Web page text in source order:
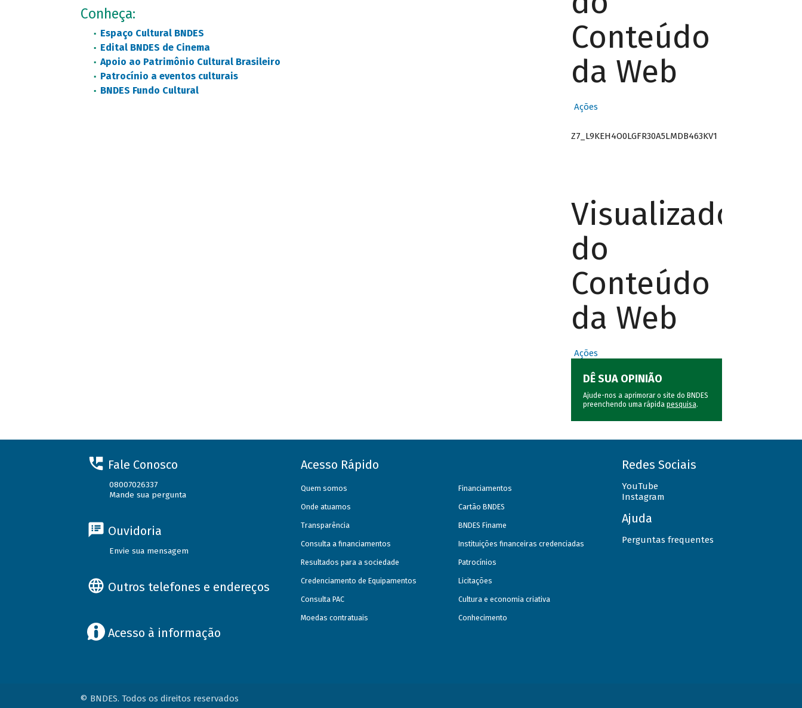
Conheça:
Espaço Cultural BNDES
Edital BNDES de Cinema
Apoio ao Patrimônio Cultural Brasileiro
Patrocínio a eventos culturais
BNDES Fundo Cultural
Conteúdo
da Web
Ações
Z7_L9KEH4O0LGFR30A5LMDB463KV1
Visualizador
do
Conteúdo
da Web
Ações
DÊ SUA OPINIÃO
Ajude-nos a aprimorar o site do BNDES
preenchendo uma rápida pesquisa.
Fale Conosco
08007026337
Mande sua pergunta
Ouvidoria
Envie sua mensagem
Outros telefones e endereços
Acesso à informação
Acesso Rápido
Quem somos
Onde atuamos
Transparência
Consulta a financiamentos
Resultados para a sociedade
Credenciamento de Equipamentos
Consulta PAC
Moedas contratuais
Financiamentos
Cartão BNDES
BNDES Finame
Instituições financeiras credenciadas
Patrocínios
Licitações
Cultura e economia criativa
Conhecimento
Redes Sociais
YouTube
Instagram
Ajuda
Perguntas frequentes
© BNDES. Todos os direitos reservados